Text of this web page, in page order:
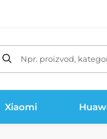
Npr. proizvod,
Xiaomi